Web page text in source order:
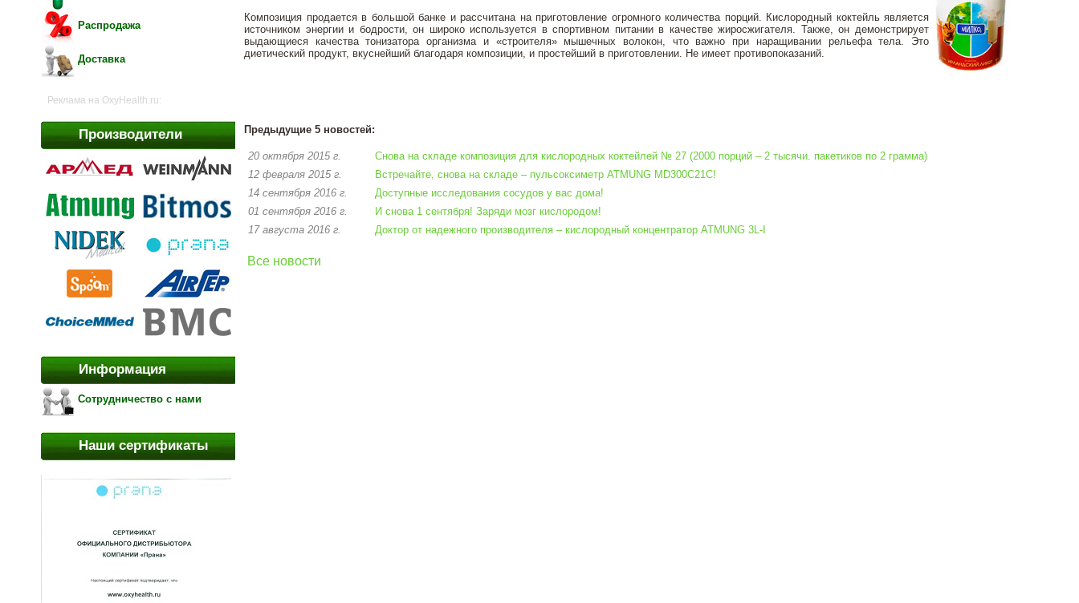
Распродажа
Доставка
Реклама на OxyHealth.ru:
Производители
Информация
Сотрудничество с нами
Наши сертификаты
Композиция продается в большой банке и рассчитана на приготовление огромного количества порций. Кислородный коктейль является
источником энергии и бодрости, он широко используется в спортивном питании в качестве жиросжигателя. Также, он демонстрирует
выдающиеся качества тонизатора организма и «строителя» мышечных волокон, что важно при наращивании рельефа тела. Это
диетический продукт, вкуснейший благодаря композиции, и простейший в приготовлении. Не имеет противопоказаний.
Предыдущие 5 новостей:
20 октября 2015 г.
Снова на складе композиция для кислородных коктейлей № 27 (2000 порций – 2 тысячи. пакетиков по 2 грамма)
12 февраля 2015 г.
Встречайте, снова на складе – пульсоксиметр ATMUNG MD300C21C!
14 сентября 2016 г.
Доступные исследования сосудов у вас дома!
01 сентября 2016 г.
И снова 1 сентября! Заряди мозг кислородом!
17 августа 2016 г.
Доктор от надежного производителя – кислородный концентратор ATMUNG 3L-I
Все новости